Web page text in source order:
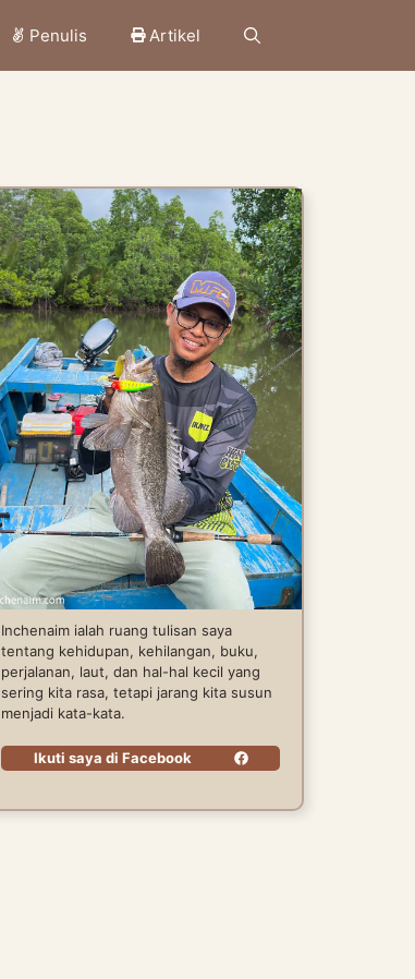
Penulis Artikel
Inchenaim ialah ruang tulisan saya
tentang kehidupan, kehilangan, buku,
perjalanan, laut, dan hal-hal kecil yang
sering kita rasa, tetapi jarang kita susun
menjadi kata-kata.
Ikuti saya di Facebook